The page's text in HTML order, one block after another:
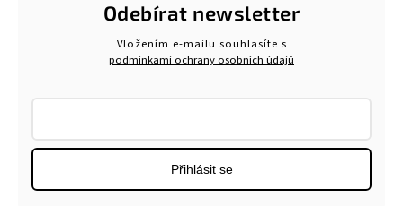
Odebírat newsletter
Vložením e-mailu souhlasíte s
podmínkami ochrany osobních údajů
Přihlásit se